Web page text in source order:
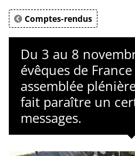
Comptes-rendus
Du 3 au 8
évêques de
assemblée
fait paraître un
messages.